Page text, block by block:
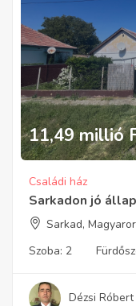
11,49 millió
Családi ház
Sarkadon jó
Sarkad,
Szoba: 2
Dézsi Róbert